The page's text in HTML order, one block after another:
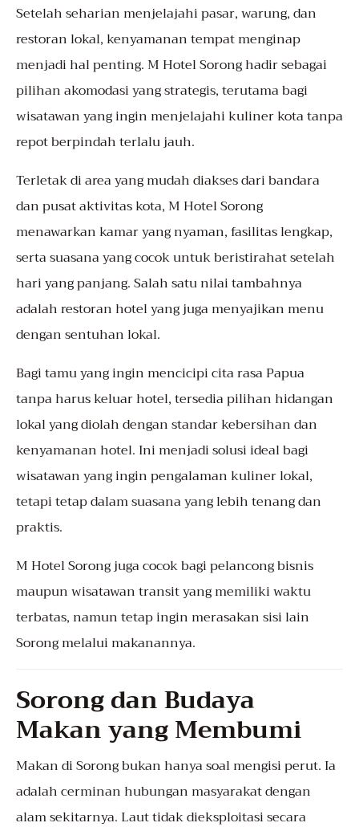
Setelah seharian menjelajahi pasar, warung, dan
restoran lokal, kenyamanan tempat menginap
menjadi hal penting. M Hotel Sorong hadir sebagai
pilihan akomodasi yang strategis, terutama bagi
wisatawan yang ingin menjelajahi kuliner kota tanpa
repot berpindah terlalu jauh.
Terletak di area yang mudah diakses dari bandara
dan pusat aktivitas kota, M Hotel Sorong
menawarkan kamar yang nyaman, fasilitas lengkap,
serta suasana yang cocok untuk beristirahat setelah
hari yang panjang. Salah satu nilai tambahnya
adalah restoran hotel yang juga menyajikan menu
dengan sentuhan lokal.
Bagi tamu yang ingin mencicipi cita rasa Papua
tanpa harus keluar hotel, tersedia pilihan hidangan
lokal yang diolah dengan standar kebersihan dan
kenyamanan hotel. Ini menjadi solusi ideal bagi
wisatawan yang ingin pengalaman kuliner lokal,
tetapi tetap dalam suasana yang lebih tenang dan
praktis.
M Hotel Sorong juga cocok bagi pelancong bisnis
maupun wisatawan transit yang memiliki waktu
terbatas, namun tetap ingin merasakan sisi lain
Sorong melalui makanannya.
Sorong dan Budaya
Makan yang Membumi
Makan di Sorong bukan hanya soal mengisi perut. Ia
adalah cerminan hubungan masyarakat dengan
alam sekitarnya. Laut tidak dieksploitasi secara